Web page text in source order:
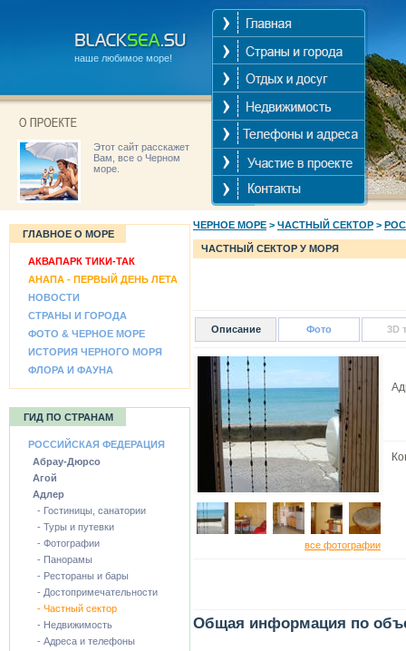
наше любимое море!
Этот сайт расскажет
Вам, все о Черном
море.
ГЛАВНОЕ О МОРЕ
АКВАПАРК ТИКИ-ТАК
АНАПА - ПЕРВЫЙ ДЕНЬ ЛЕТА
НОВОСТИ
СТРАНЫ И ГОРОДА
ФОТО & ЧЕРНОЕ МОРЕ
ИСТОРИЯ ЧЕРНОГО МОРЯ
ФЛОРА И ФАУНА
ГИД ПО СТРАНАМ
РОССИЙСКАЯ ФЕДЕРАЦИЯ
Абрау-Дюрсо
Агой
Адлер
- Гостиницы, санатории
- Туры и путевки
- Фотографии
- Панорамы
- Рестораны и бары
- Достопримечательности
- Частный сектор
- Недвижимость
- Адреса и телефоны
ЧЕРНОЕ МОРЕ > ЧАСТНЫЙ СЕКТОР >
ЧАСТНЫЙ СЕКТОР У МОРЯ
Описание Фото 3D
все фотографии
Общая информация по